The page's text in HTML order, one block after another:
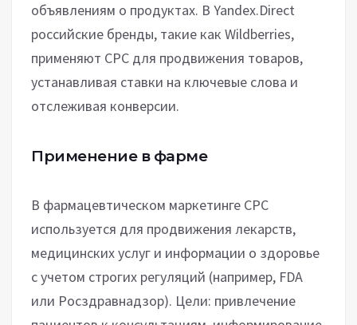
объявлениям о продуктах. В Yandex.Direct
российские бренды, такие как Wildberries,
применяют CPC для продвижения товаров,
устанавливая ставки на ключевые слова и
отслеживая конверсии.
Применение в фарме
В фармацевтическом маркетинге CPC
используется для продвижения лекарств,
медицинских услуг и информации о здоровье
с учетом строгих регуляций (например, FDA
или Росздравнадзор). Цели: привлечение